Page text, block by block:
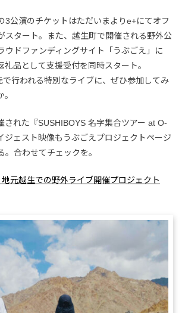
3公演のチケットはただいまよりe+にてオフ
スタート。また、越生町で開催される野外公
ウドファンディングサイト「うぶごえ」に
礼品として支援受付を同時スタート。
で行われる特別なライブに、ぜひ参加してみ
された『SUSHIBOYS 名字集合ツアー at O-
ジェスト映像もうぶごえプロジェクトページ
。合わせてチェックを。
地元越生での野外ライブ開催プロジェクト